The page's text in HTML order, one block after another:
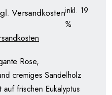
Versandkosteninkl. 19
%
Rose,
cremiges Sandelholz
frischen Eukalyptus